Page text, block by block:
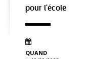
pour l'école
QUAND